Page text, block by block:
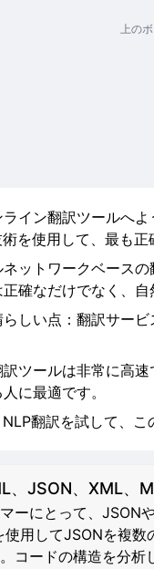
上の
イン翻訳ツールへ
術を使用して、最も
ットワークベース
正確なだけでなく、
らしい点：翻訳サー
ツールは非常に高
に最適です。
翻訳を試して、こ
、JSON、XML、
ーにとって、JSON
用してJSONを複数
コードの構造を分